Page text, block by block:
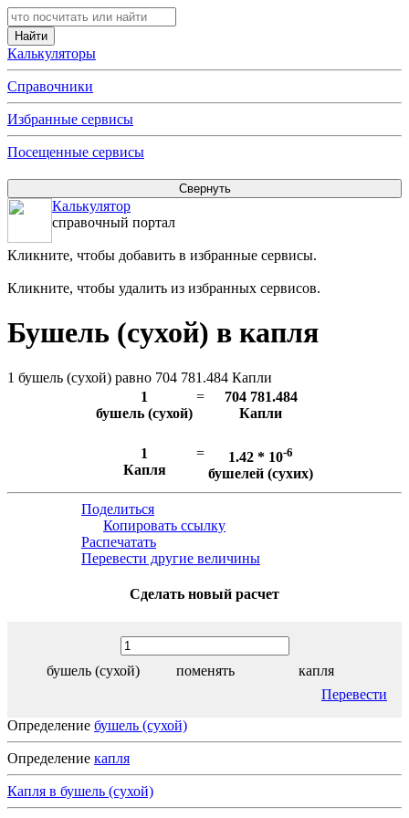
Калькуляторы
Справочники
Избранные сервисы
Посещенные сервисы
Калькулятор
справочный портал
Кликните, чтобы добавить в избранные сервисы.
Кликните, чтобы удалить из избранных сервисов.
Бушель (сухой) в капля
1 бушель (сухой) равно 704 781.484 Капли
1
бушель (сухой)
=
704 781.484
Капли
1
Капля
= 1.42 * 10-6
бушелей (сухих)
Поделиться
Копировать ссылку
Распечатать
Перевести другие величины
Сделать новый расчет
бушель (сухой) поменять
капля
Перевести
Определение бушель (сухой)
Определение капля
Капля в бушель (сухой)